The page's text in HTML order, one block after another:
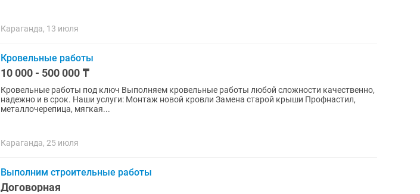
Караганда, 13 июля
Кровельные работы
10 000 - 500 000 ₸
Кровельные работы под ключ Выполняем кровельные работы любой сложности качественно,
надежно и в срок. Наши услуги: Монтаж новой кровли Замена старой крыши Профнастил,
металлочерепица, мягкая...
Караганда, 25 июля
Выполним строительные работы
Договорная